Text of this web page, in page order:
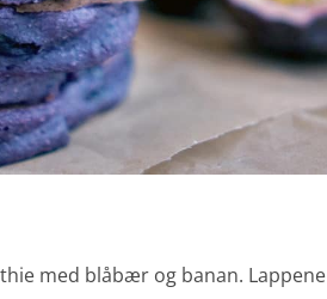
med blåbær og banan. Lappene